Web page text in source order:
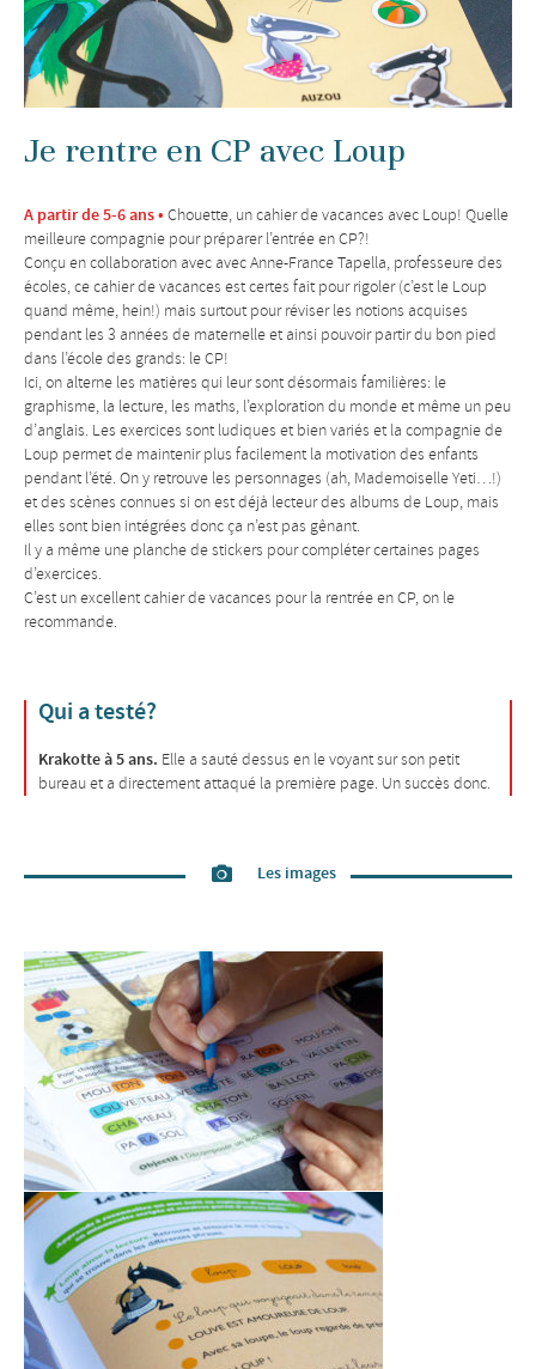
Je rentre en CP avec Loup
A partir de 5-6 ans • Chouette, un cahier de vacances avec Loup! Quelle
meilleure compagnie pour préparer l’entrée en CP?!
Conçu en collaboration avec avec Anne-France Tapella, professeure des
écoles, ce cahier de vacances est certes fait pour rigoler (c’est le Loup
quand même, hein!) mais surtout pour réviser les notions acquises
pendant les 3 années de maternelle et ainsi pouvoir partir du bon pied
dans l’école des grands: le CP!
Ici, on alterne les matières qui leur sont désormais familières: le
graphisme, la lecture, les maths, l’exploration du monde et même un peu
d’anglais. Les exercices sont ludiques et bien variés et la compagnie de
Loup permet de maintenir plus facilement la motivation des enfants
pendant l’été. On y retrouve les personnages (ah, Mademoiselle Yeti…!)
et des scènes connues si on est déjà lecteur des albums de Loup, mais
elles sont bien intégrées donc ça n’est pas gênant.
Il y a même une planche de stickers pour compléter certaines pages
d’exercices.
C’est un excellent cahier de vacances pour la rentrée en CP, on le
recommande.
Qui a testé?
Krakotte à 5 ans. Elle a sauté dessus en le voyant sur son petit
bureau et a directement attaqué la première page. Un succès donc.
Les images